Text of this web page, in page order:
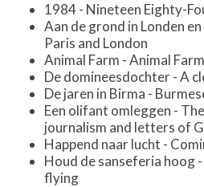
1984 - Nineteen Eighty-
Aan de grond in Londen
Paris and London
Animal Farm - Animal Farm
De domineesdochter - A
De jaren in Birma -
Een olifant omleggen -
journalism and letters of
Happend naar lucht -
Houd de sanseferia hoog
flying